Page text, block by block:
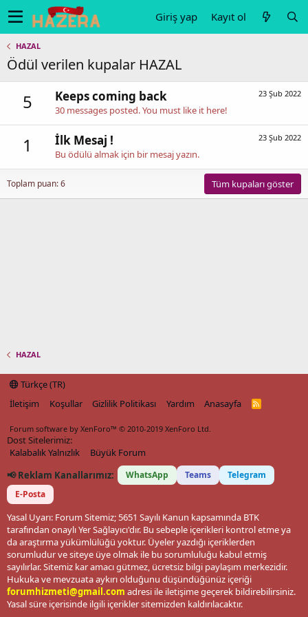
Giriş yap Kayıt ol
HAZAL
Ödül verilen kupalar HAZAL
5 23 Şub 2022
Keeps coming back
30 messages posted. You must like it here!
1 23 Şub 2022
İlk Mesaj !
Bu ödülü almak için bir mesaj yazın.
Toplam puan: 6 Tüm kupaları göster
HAZAL
Türkçe (TR)
İletişim
Koşullar Gizlilik Politikası Yardım Anasayfa
R
Forum software by XenForo™ © 2010-2019 XenForo Ltd.
Dost Sitelerimiz:
Kalabalık Yalnızlık
Büyük Forum
📢 Reklam Kanallarımız:
WhatsApp Teams
Telegram
E-Posta
Yasal Uyarı: Forum Sitemiz; 5651 Sayılı Kanun kapsamında BTK
tarafından onaylı Yer Sağlayıcı'dır. Bu sebeple içerikleri kontrol etme ya
da araştırma yükümlülüğü yoktur. Üyeler yazdığı içeriklerden
sorumludur ve siteye üye olmak ile bu sorumluluğu kabul etmiş
sayılırlar. Sitemiz kar amacı gütmez, ücretsiz bilgi paylaşım merkezidir.
Hukuka ve mevzuata aykırı olduğunu düşündüğünüz içeriği
forumhizmeti@gmail.com adresi ile iletişime geçerek bildirebilirsiniz.
Yasal süre içerisinde ilgili içerikler sitemizden kaldırılacaktır.